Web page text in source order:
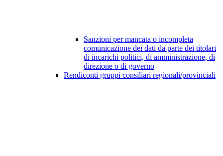
Sanzioni per mancata o incompleta
comunicazione dei dati da parte dei titolari
di incarichi politici, di amministrazione, di
direzione o di governo
Rendiconti gruppi consiliari regionali/provinciali